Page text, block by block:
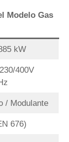
Modelo Gas
kW
400V
/ Modulante
676)